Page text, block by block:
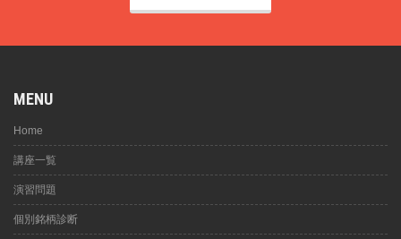
MENU
Home
講座一覧
演習問題
個別銘柄診断